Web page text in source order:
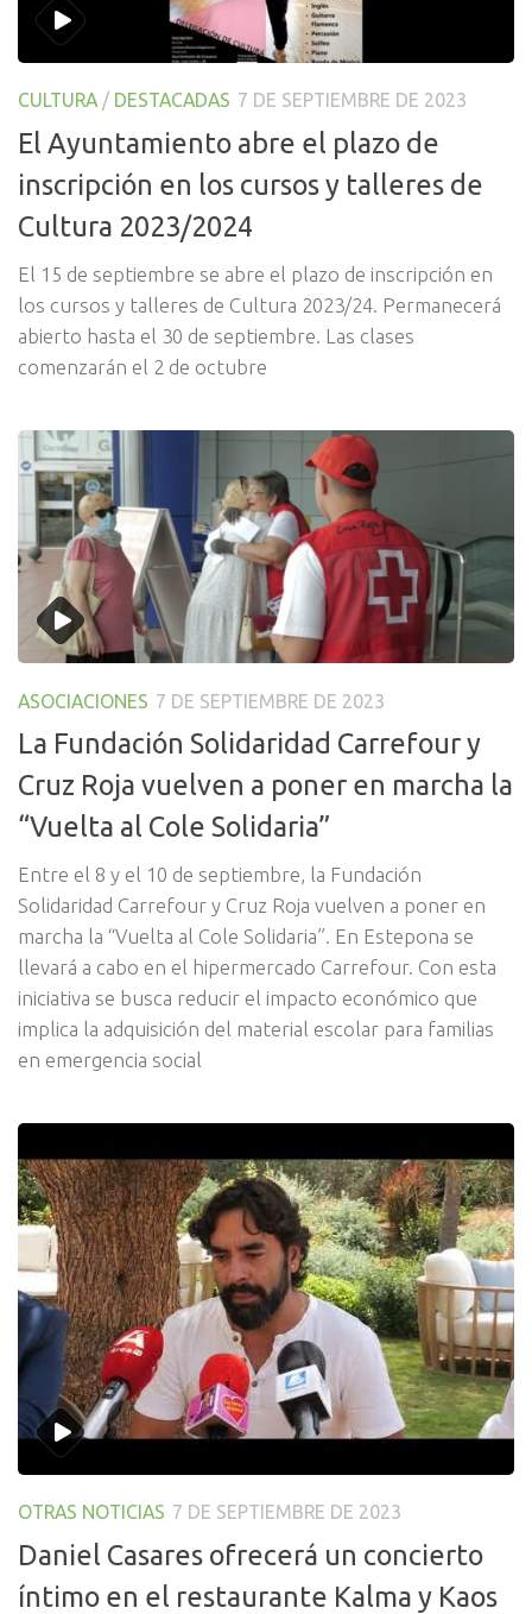
CULTURA / DESTACADAS 7 DE SEPTIEMBRE DE 2023
El Ayuntamiento abre el plazo de
inscripción en los cursos y talleres de
Cultura 2023/2024
El 15 de septiembre se abre el plazo de inscripción en
los cursos y talleres de Cultura 2023/24. Permanecerá
abierto hasta el 30 de septiembre. Las clases
comenzarán el 2 de octubre
ASOCIACIONES 7 DE SEPTIEMBRE DE 2023
La Fundación Solidaridad Carrefour y
Cruz Roja vuelven a poner en marcha la
“Vuelta al Cole Solidaria”
Entre el 8 y el 10 de septiembre, la Fundación
Solidaridad Carrefour y Cruz Roja vuelven a poner en
marcha la “Vuelta al Cole Solidaria”. En Estepona se
llevará a cabo en el hipermercado Carrefour. Con esta
iniciativa se busca reducir el impacto económico que
implica la adquisición del material escolar para familias
en emergencia social
OTRAS NOTICIAS 7 DE SEPTIEMBRE DE 2023
Daniel Casares ofrecerá un concierto
íntimo en el restaurante Kalma y Kaos